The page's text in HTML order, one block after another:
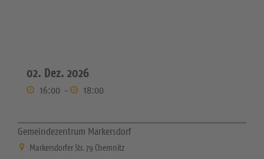
02. Dez. 2026
16:00 - 18:00
Gemeindezentrum Markersdorf
Markersdorfer Str. 79 Chemnitz